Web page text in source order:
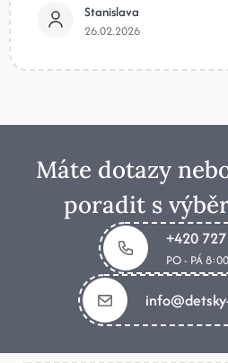
Stanislava
26.02.2026
Máte dotazy
poradit s
+420
PO - PÁ